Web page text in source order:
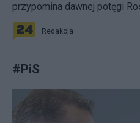
przypomina dawnej potęgi
Redakcja
#PiS